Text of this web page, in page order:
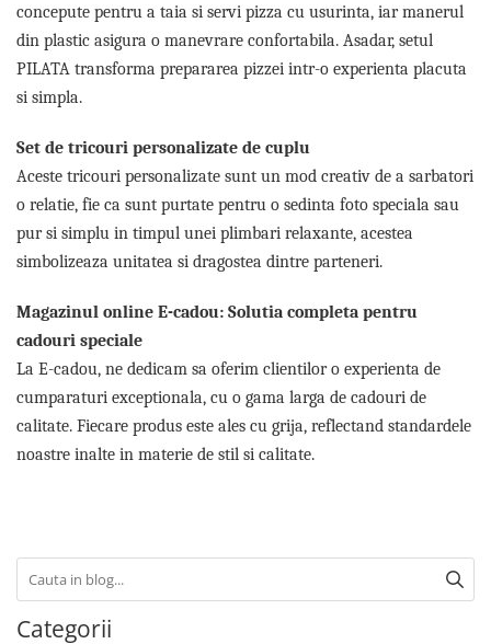
concepute pentru a taia si servi pizza cu usurinta, iar manerul
din plastic asigura o manevrare confortabila. Asadar, setul
PILATA transforma prepararea pizzei intr-o experienta placuta
si simpla.
Set de tricouri personalizate de cuplu
Aceste tricouri personalizate sunt un mod creativ de a sarbatori
o relatie, fie ca sunt purtate pentru o sedinta foto speciala sau
pur si simplu in timpul unei plimbari relaxante, acestea
simbolizeaza unitatea si dragostea dintre parteneri.
Magazinul online E-cadou: Solutia completa pentru
cadouri speciale
La E-cadou, ne dedicam sa oferim clientilor o experienta de
cumparaturi exceptionala, cu o gama larga de cadouri de
calitate. Fiecare produs este ales cu grija, reflectand standardele
noastre inalte in materie de stil si calitate.
Categorii